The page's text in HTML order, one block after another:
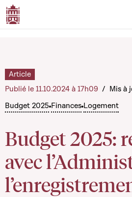
Budget 2025 Finances Logement
Budget 2025:
avec
Article
Publié le 11.10.2024 à 17h09 / Mis à